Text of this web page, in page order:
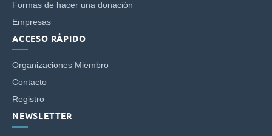
Formas de hacer una donación
Empresas
ACCESO RÁPIDO
Organizaciones Miembro
Contacto
Registro
NEWSLETTER